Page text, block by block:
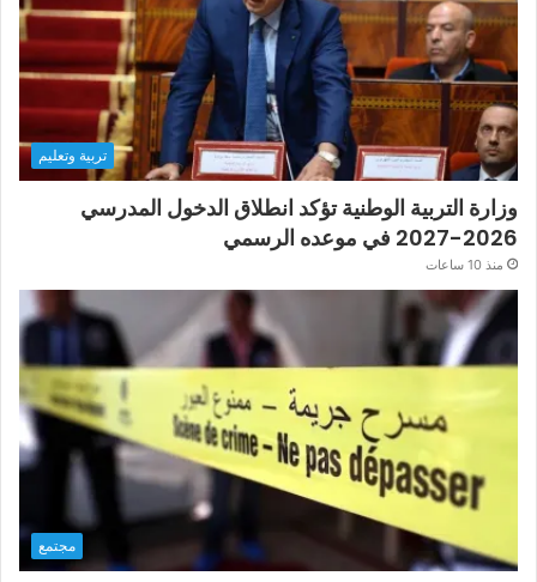
تربية وتعليم
وزارة التربية الوطنية تؤكد انطلاق الدخول المدرسي
2026-2027 في موعده الرسمي
منذ 10 ساعات
مجتمع